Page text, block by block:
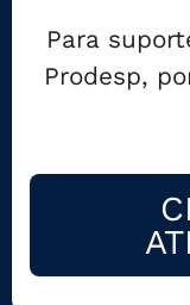
Para
Prodesp,